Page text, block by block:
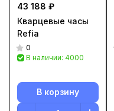
43 188 ₽
Кварцевые часы
Refia
0
В наличии: 4000
В корзину